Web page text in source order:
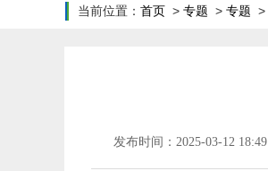
当前位置： 首页 > 专题 > 专题 >
发布时间：2025-03-12 18:49